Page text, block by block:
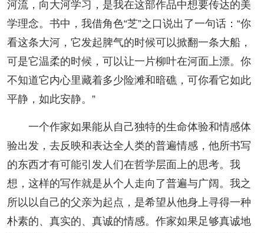
河流，向大河学习，是我在这部作品中想要传达的美
学理念。书中，我借角色“芝”之口说出了一句话：“你
看这条大河，它发起脾气的时候可以掀翻一条大船，
可是它温柔的时候，可以让一片柳叶在河面上漂。你
不知道它内心里藏着多少险滩和暗礁，可你看它如此
平静，如此安静。”
一个作家如果能从自己独特的生命体验和情感体
验出发，去反映和表达全人类的普遍情感，他所书写
的东西才有可能引发人们在哲学层面上的思考。我
想，这样的写作就是从个人走向了普遍与广阔。我之
所以以自己的父亲为起点，是希望从他身上寻得一种
朴素的、真实的、真诚的情感。作家如果足够真诚地